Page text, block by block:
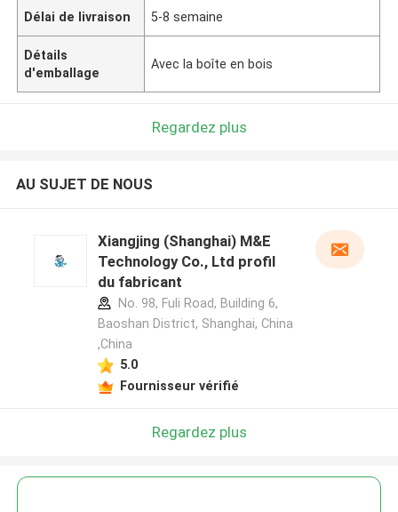
Délai de livraison 5-8 semaine
Détails
d'emballage
Avec la boîte en bois
Regardez plus
AU SUJET DE NOUS
Xiangjing (Shanghai) M&E
Technology Co., Ltd profil
du fabricant
No. 98, Fuli Road, Building 6,
Baoshan District, Shanghai, China
,China
5.0
Fournisseur vérifié
Regardez plus